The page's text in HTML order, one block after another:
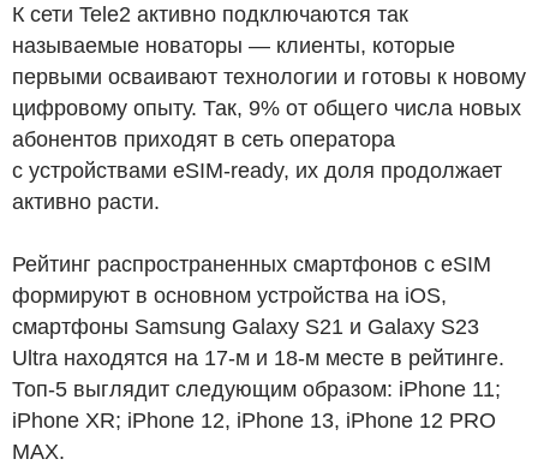
К сети Tele2 активно подключаются так
называемые новаторы — клиенты, которые
первыми осваивают технологии и готовы к новому
цифровому опыту. Так, 9% от общего числа новых
абонентов приходят в сеть оператора
с устройствами eSIM-ready, их доля продолжает
активно расти.
Рейтинг распространенных смартфонов с eSIM
формируют в основном устройства на iOS,
смартфоны Samsung Galaxy S21 и Galaxy S23
Ultra находятся на 17-м и 18-м месте в рейтинге.
Топ-5 выглядит следующим образом: iPhone 11;
iPhone XR; iPhone 12, iPhone 13, iPhone 12 PRO
MAX.